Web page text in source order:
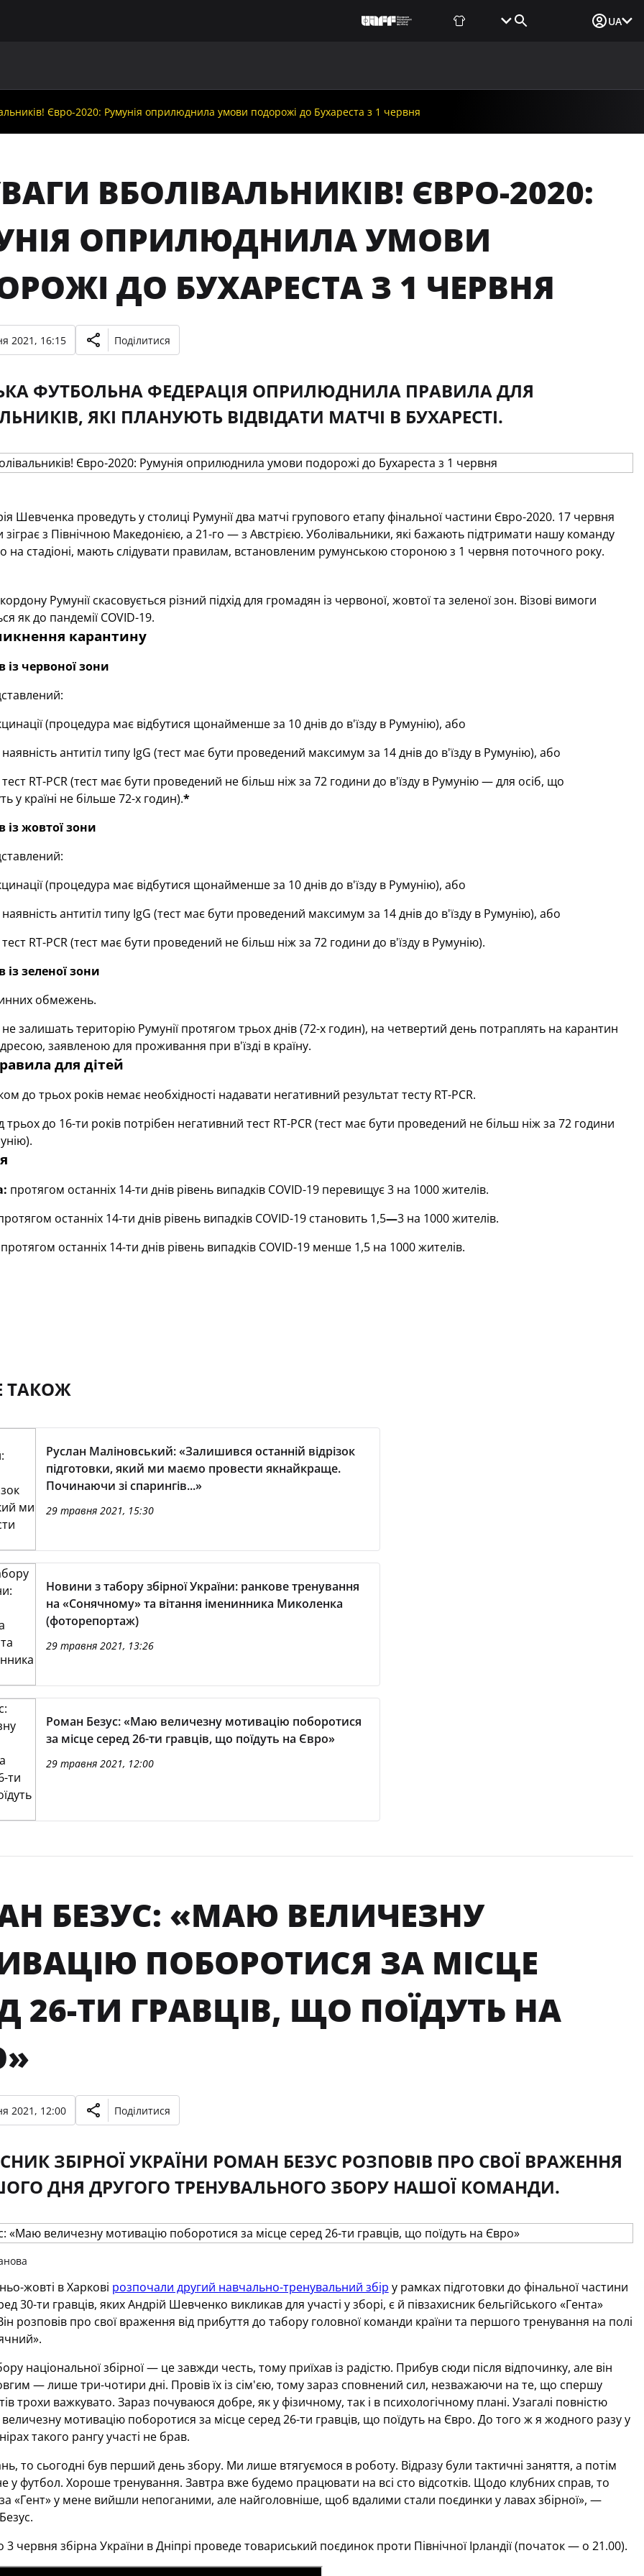
UA
Євро-2020: Румунія оприлюднила умови подорожі до Бухареста з 1 червня
ВБОЛІВАЛЬНИКІВ! ЄВРО-2020:
ОПРИЛЮДНИЛА УМОВИ
ДО БУХАРЕСТА З 1 ЧЕРВНЯ
2021, 16:15 Поділитися
ФУТБОЛЬНА ФЕДЕРАЦІЯ ОПРИЛЮДНИЛА ПРАВИЛА ДЛЯ
ЯКІ ПЛАНУЮТЬ ВІДВІДАТИ МАТЧІ В БУХАРЕСТІ.
Шевченка проведуть у столиці Румунії два матчі групового етапу фінальної частини Євро-2020. 17 червня
зіграє з Північною Македонією, а 21-го — з Австрією. Уболівальники, які бажають підтримати нашу команду
на стадіоні, мають слідувати правилам, встановленим румунською стороною з 1 червня поточного року.
Румунії скасовується різний підхід для громадян із червоної, жовтої та зеленої зон. Візові вимоги
як до пандемії COVID-19.
карантину
із червоної зони
(процедура має відбутися щонайменше за 10 днів до в'їзду в Румунію), або
антитіл типу IgG (тест має бути проведений максимум за 14 днів до в'їзду в Румунію), або
RT-PCR (тест має бути проведений не більш ніж за 72 години до в'їзду в Румунію — для осіб, що
у країні не більше 72-х годин).*
із жовтої зони
(процедура має відбутися щонайменше за 10 днів до в'їзду в Румунію), або
антитіл типу IgG (тест має бути проведений максимум за 14 днів до в'їзду в Румунію), або
RT-PCR (тест має бути проведений не більш ніж за 72 години до в'їзду в Румунію).
із зеленої зони
обмежень.
залишать територію Румунії протягом трьох днів (72-х годин), на четвертий день потраплять на карантин
заявленою для проживання при в'їзді в країну.
для дітей
до трьох років немає необхідності надавати негативний результат тесту RT-PCR.
трьох до 16-ти років потрібен негативний тест RT-PCR (тест має бути проведений не більш ніж за 72 години
протягом останніх 14-ти днів рівень випадків COVID-19 перевищує 3 на 1000 жителів.
останніх 14-ти днів рівень випадків COVID-19 становить 1,5—3 на 1000 жителів.
останніх 14-ти днів рівень випадків COVID-19 менше 1,5 на 1000 жителів.
ТАКОЖ
Руслан Маліновський: «Залишився останній відрізок
підготовки, який ми маємо провести якнайкраще.
Починаючи зі спарингів...»
29 травня 2021, 15:30
Новини з табору збірної України: ранкове тренування
на «Сонячному» та вітання іменинника Миколенка
(фоторепортаж)
29 травня 2021, 13:26
Роман Безус: «Маю величезну мотивацію поборотися
за місце серед 26-ти гравців, що поїдуть на Євро»
29 травня 2021, 12:00
БЕЗУС: «МАЮ ВЕЛИЧЕЗНУ
ПОБОРОТИСЯ ЗА МІСЦЕ
26-ТИ ГРАВЦІВ, ЩО ПОЇДУТЬ НА
2021, 12:00 Поділитися
ЗБІРНОЇ УКРАЇНИ РОМАН БЕЗУС РОЗПОВІВ ПРО СВОЇ ВРАЖЕННЯ
ДНЯ ДРУГОГО ТРЕНУВАЛЬНОГО ЗБОРУ НАШОЇ КОМАНДИ.
жовті в Харкові розпочали другий навчально-тренувальний збір у рамках підготовки до фінальної частини
30-ти гравців, яких Андрій Шевченко викликав для участі у зборі, є й півзахисник бельгійського «Гента»
розповів про свої враження від прибуття до табору головної команди країни та першого тренування на полі
національної збірної — це завжди честь, тому приїхав із радістю. Прибув сюди після відпочинку, але він
— лише три-чотири дні. Провів їх із сім'єю, тому зараз сповнений сил, незважаючи на те, що спершу
трохи важкувато. Зараз почуваюся добре, як у фізичному, так і в психологічному плані. Узагалі повністю
мотивацію поборотися за місце серед 26-ти гравців, що поїдуть на Євро. До того ж я жодного разу у
такого рангу участі не брав.
то сьогодні був перший день збору. Ми лише втягуємося в роботу. Відразу були тактичні заняття, а потім
у футбол. Хороше тренування. Завтра вже будемо працювати на всі сто відсотків. Щодо клубних справ, то
за «Гент» у мене вийшли непоганими, але найголовніше, щоб вдалими стали поєдинки у лавах збірної», —
червня збірна України в Дніпрі проведе товариський поєдинок проти Північної Ірландії (початок — о 21.00).